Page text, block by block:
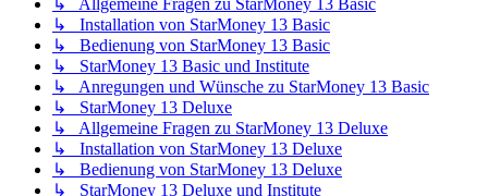
↳ Allgemeine Fragen zu StarMoney 13 Basic
↳ Installation von StarMoney 13 Basic
↳ Bedienung von StarMoney 13 Basic
↳ StarMoney 13 Basic und Institute
↳ Anregungen und Wünsche zu StarMoney 13 Basic
↳ StarMoney 13 Deluxe
↳ Allgemeine Fragen zu StarMoney 13 Deluxe
↳ Installation von StarMoney 13 Deluxe
↳ Bedienung von StarMoney 13 Deluxe
↳ StarMoney 13 Deluxe und Institute